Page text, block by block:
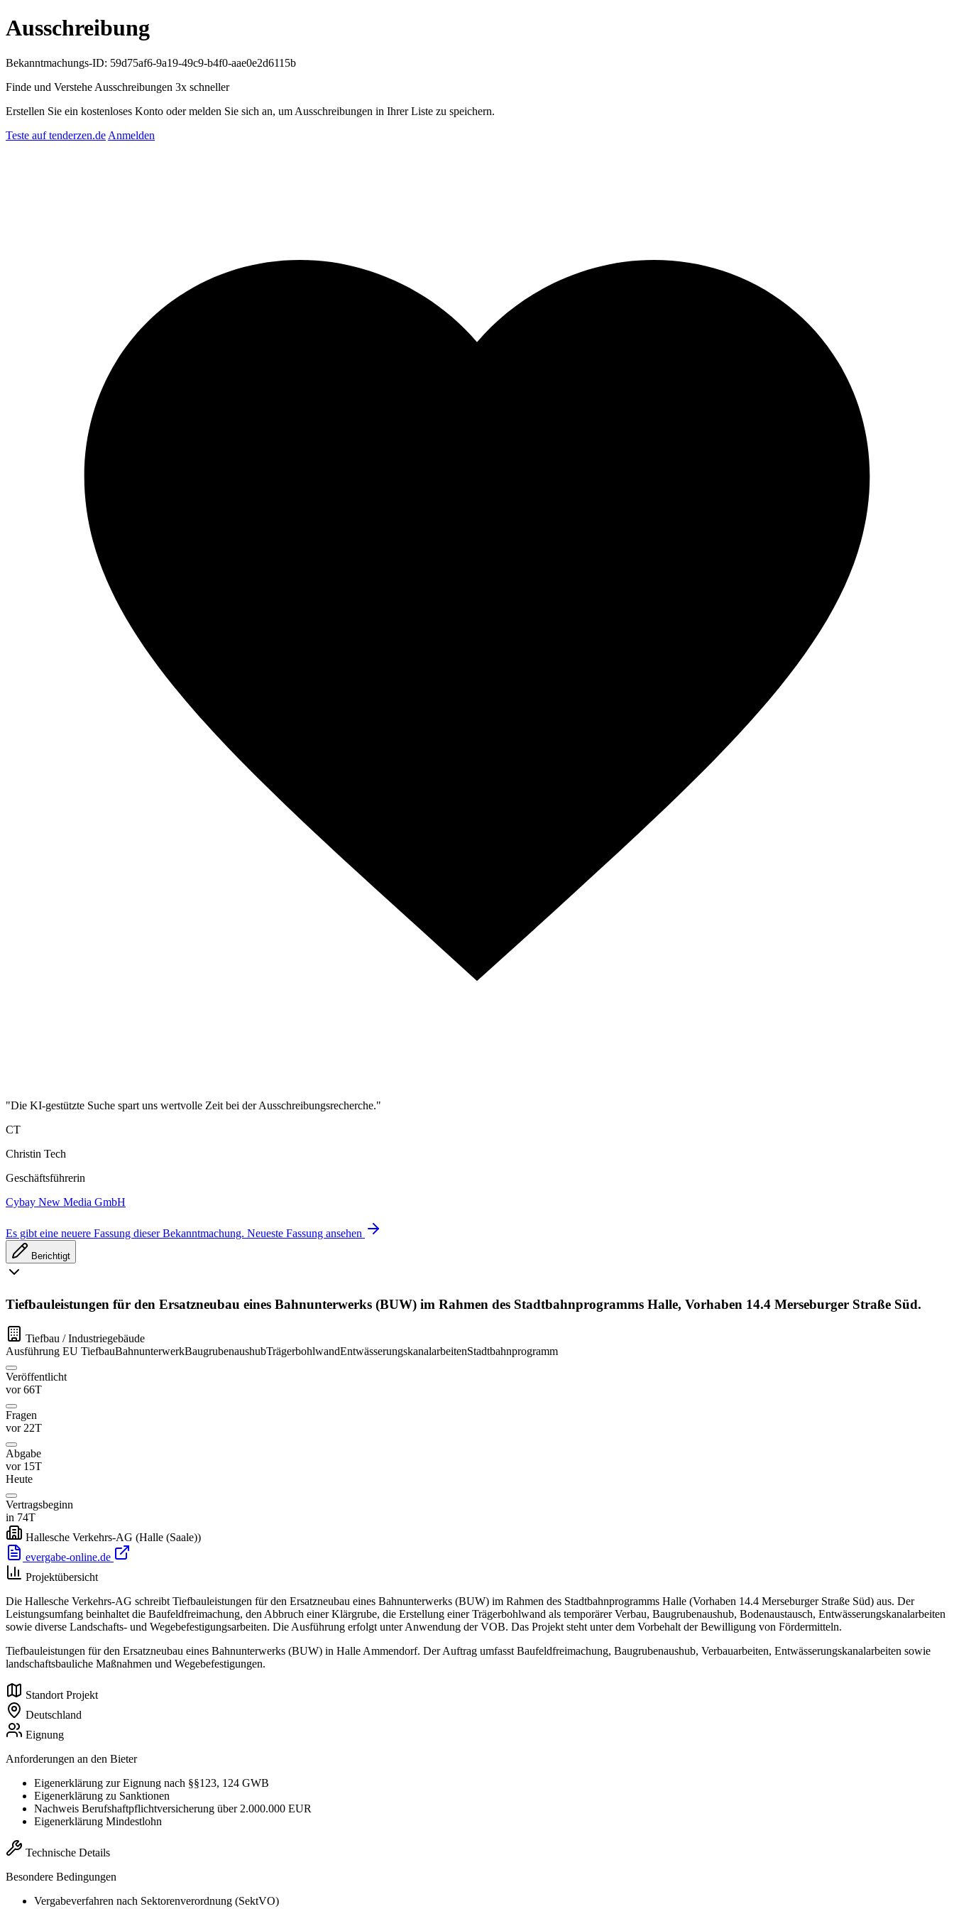
Ausschreibung
Bekanntmachungs-ID: 59d75af6-9a19-49c9-b4f0-aae0e2d6115b
Finde und Verstehe Ausschreibungen 3x schneller
Erstellen Sie ein kostenloses Konto oder melden Sie sich an, um Ausschreibungen in Ihrer Liste zu speichern.
Teste auf tenderzen.de Anmelden
"Die KI-gestützte Suche spart uns wertvolle Zeit bei der Ausschreibungsrecherche."
CT
Christin Tech
Geschäftsführerin
Cybay New Media GmbH
Es gibt eine neuere Fassung dieser Bekanntmachung. Neueste Fassung ansehen
Berichtigt
Tiefbauleistungen für den Ersatzneubau eines Bahnunterwerks (BUW) im Rahmen des Stadtbahnprogramms Halle, Vorhaben 14.4 Merseburger Straße Süd.
Tiefbau / Industriegebäude
Ausführung EU TiefbauBahnunterwerkBaugrubenaushubTrägerbohlwandEntwässerungskanalarbeitenStadtbahnprogramm
Veröffentlicht
vor 66T
Fragen
vor 22T
Abgabe
vor 15T
Heute
Vertragsbeginn
in 74T
Hallesche Verkehrs-AG (Halle (Saale))
evergabe-online.de
Projektübersicht
Die Hallesche Verkehrs-AG schreibt Tiefbauleistungen für den Ersatzneubau eines Bahnunterwerks (BUW) im Rahmen des Stadtbahnprogramms Halle (Vorhaben 14.4 Merseburger Straße Süd) aus. Der
Leistungsumfang beinhaltet die Baufeldfreimachung, den Abbruch einer Klärgrube, die Erstellung einer Trägerbohlwand als temporärer Verbau, Baugrubenaushub, Bodenaustausch, Entwässerungskanalarbeiten
sowie diverse Landschafts- und Wegebefestigungsarbeiten. Die Ausführung erfolgt unter Anwendung der VOB. Das Projekt steht unter dem Vorbehalt der Bewilligung von Fördermitteln.
Tiefbauleistungen für den Ersatzneubau eines Bahnunterwerks (BUW) in Halle Ammendorf. Der Auftrag umfasst Baufeldfreimachung, Baugrubenaushub, Verbauarbeiten, Entwässerungskanalarbeiten sowie
landschaftsbauliche Maßnahmen und Wegebefestigungen.
Standort Projekt
Deutschland
Eignung
Anforderungen an den Bieter
Eigenerklärung zur Eignung nach §§123, 124 GWB
Eigenerklärung zu Sanktionen
Nachweis Berufshaftpflichtversicherung über 2.000.000 EUR
Eigenerklärung Mindestlohn
Technische Details
Besondere Bedingungen
Vergabeverfahren nach Sektorenverordnung (SektVO)